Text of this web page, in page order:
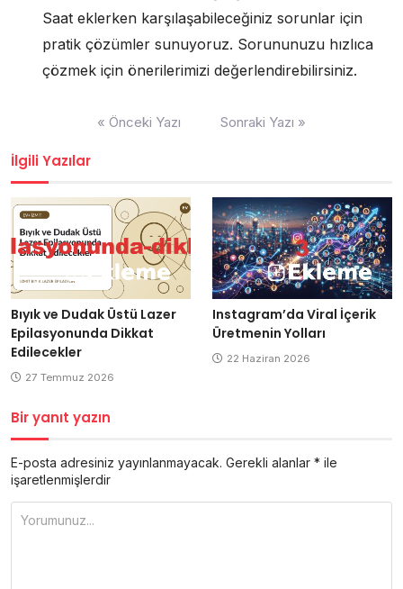
Saat eklerken karşılaşabileceğiniz sorunlar için
pratik çözümler sunuyoruz. Sorununuzu hızlıca
çözmek için önerilerimizi değerlendirebilirsiniz.
« Önceki Yazı Sonraki Yazı »
İlgili Yazılar
Bıyık ve Dudak Üstü Lazer
Epilasyonunda Dikkat
Edilecekler
27 Temmuz 2026
Instagram’da Viral İçerik
Üretmenin Yolları
22 Haziran 2026
Bir yanıt yazın
E-posta adresiniz yayınlanmayacak. Gerekli alanlar * ile
işaretlenmişlerdir